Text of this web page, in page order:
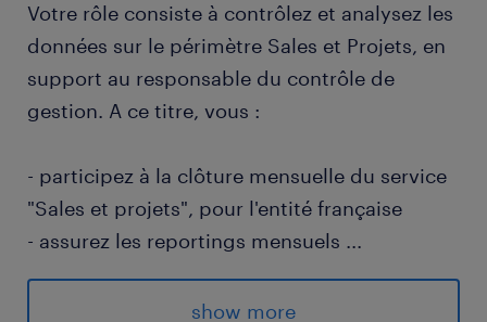
Votre rôle consiste à contrôlez et analysez les
données sur le périmètre Sales et Projets, en
support au responsable du contrôle de
gestion. A ce titre, vous :
- participez à la clôture mensuelle du service
"Sales et projets", pour l'entité française
- assurez les reportings mensuels ...
- intervenez en support sur le suivi es coûts
de projets et développements
show more